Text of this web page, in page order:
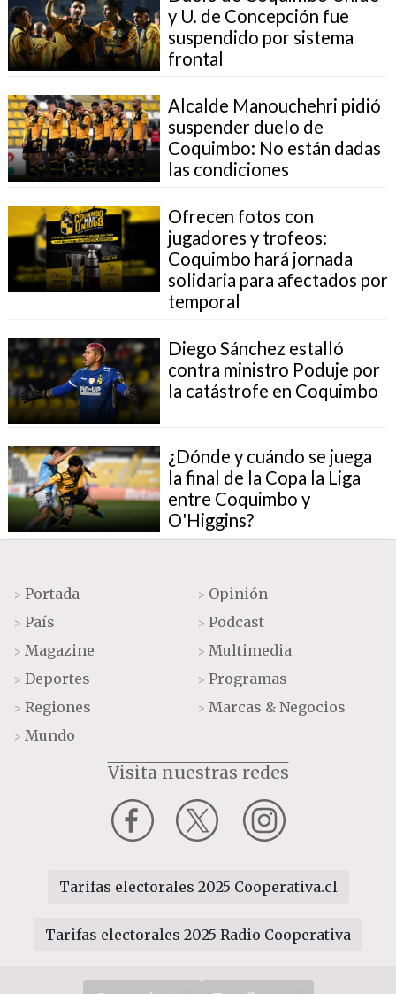
y U. de Concepción fue
suspendido por sistema
frontal
Alcalde Manouchehri pidió
suspender duelo de
Coquimbo: No están dadas
las condiciones
Ofrecen fotos con
jugadores y trofeos:
Coquimbo hará jornada
solidaria para afectados por
temporal
Diego Sánchez estalló
contra ministro Poduje por
la catástrofe en Coquimbo
¿Dónde y cuándo se juega
la final de la Copa la Liga
entre Coquimbo y
O'Higgins?
> Portada
> País
> Magazine
> Deportes
> Regiones
> Mundo
> Opinión
> Podcast
> Multimedia
> Programas
> Marcas & Negocios
Visita nuestras redes
Tarifas electorales 2025 Cooperativa.cl
Tarifas electorales 2025 Radio Cooperativa